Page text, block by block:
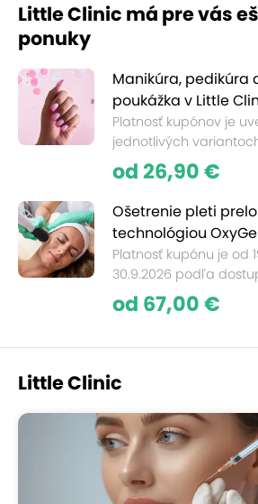
Little Clinic má pre vás
ponuky
Manikúra, pedikúra
poukážka v Little
Platnosť kupónov je
jednotlivých
od 26,90 €
Ošetrenie pleti
technológiou
Platnosť kupónu je od
30.9.2026 podľa
od 67,00 €
Little Clinic